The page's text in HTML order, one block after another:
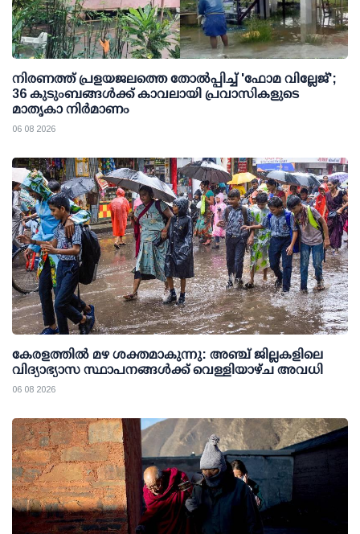
നിരണത്ത് പ്രളയജലത്തെ തോല്‍പ്പിച്ച് 'ഫോമ വില്ലേജ്';
36 കുടുംബങ്ങള്‍ക്ക് കാവലായി പ്രവാസികളുടെ
മാതൃകാ നിര്‍മാണം
06 08 2026
കേരളത്തില്‍ മഴ ശക്തമാകുന്നു: അഞ്ച് ജില്ലകളിലെ
വിദ്യാഭ്യാസ സ്ഥാപനങ്ങള്‍ക്ക് വെള്ളിയാഴ്ച അവധി
06 08 2026